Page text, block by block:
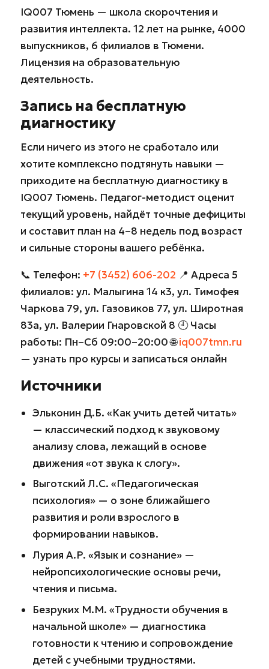
IQ007 Тюмень — школа скорочтения и
развития интеллекта. 12 лет на рынке, 4000
выпускников, 6 филиалов в Тюмени.
Лицензия на образовательную
деятельность.
Запись на бесплатную
диагностику
Если ничего из этого не сработало или
хотите комплексно подтянуть навыки —
приходите на бесплатную диагностику в
IQ007 Тюмень. Педагог-методист оценит
текущий уровень, найдёт точные дефициты
и составит план на 4–8 недель под возраст
и сильные стороны вашего ребёнка.
📞 Телефон: +7 (3452) 606-202 📍 Адреса 5
филиалов: ул. Малыгина 14 к3, ул. Тимофея
Чаркова 79, ул. Газовиков 77, ул. Широтная
83а, ул. Валерии Гнаровской 8 🕘 Часы
работы: Пн–Сб 09:00–20:00 🌐iq007tmn.ru
— узнать про курсы и записаться онлайн
Источники
Эльконин Д.Б. «Как учить детей читать»
— классический подход к звуковому
анализу слова, лежащий в основе
движения «от звука к слогу».
Выготский Л.С. «Педагогическая
психология» — о зоне ближайшего
развития и роли взрослого в
формировании навыков.
Лурия А.Р. «Язык и сознание» —
нейропсихологические основы речи,
чтения и письма.
Безруких М.М. «Трудности обучения в
начальной школе» — диагностика
готовности к чтению и сопровождение
детей с учебными трудностями.